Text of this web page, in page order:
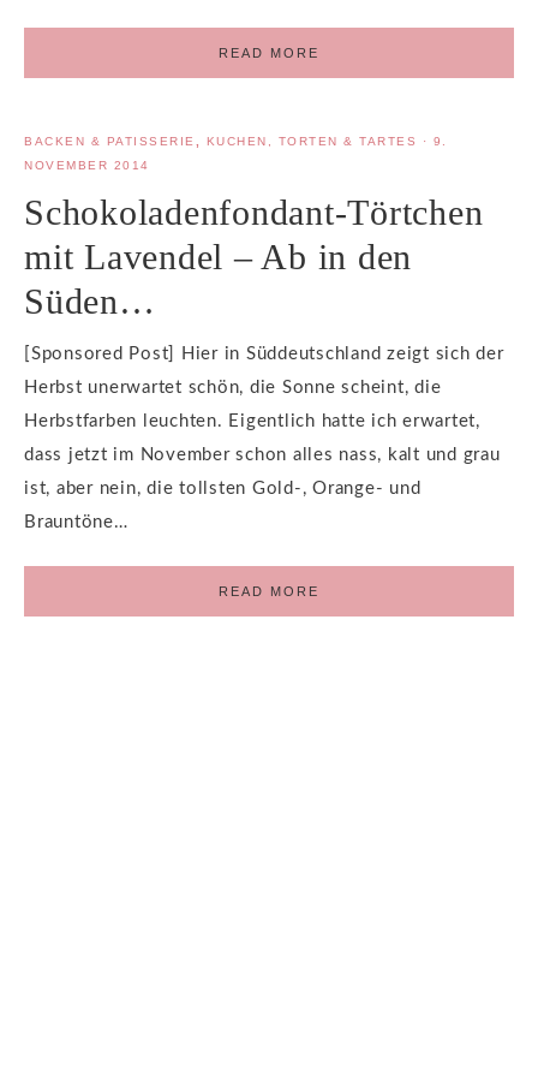
READ MORE
BACKEN & PATISSERIE KUCHEN, TORTEN & TARTES · 9.
NOVEMBER 2014
Schokoladenfondant-Törtchen
mit Lavendel – Ab in den
Süden…
[Sponsored Post] Hier in Süddeutschland zeigt sich der
Herbst unerwartet schön, die Sonne scheint, die
Herbstfarben leuchten. Eigentlich hatte ich erwartet,
dass jetzt im November schon alles nass, kalt und grau
ist, aber nein, die tollsten Gold-, Orange- und
Brauntöne…
READ MORE